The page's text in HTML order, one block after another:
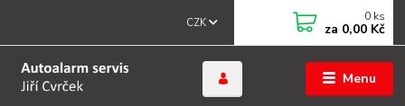
Menu
CZK 0 ks
za 0,00 Kč